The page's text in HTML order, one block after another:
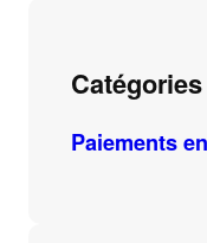
Catégories
Paiements